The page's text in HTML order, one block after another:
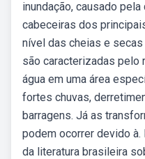
inundação, causado
cabeceiras dos
nível das cheias e
são caracterizadas pelo
água em uma área
fortes chuvas,
barragens. Já as
podem ocorrer devido
da literatura brasileira